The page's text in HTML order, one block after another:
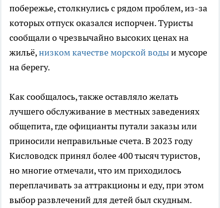
побережье, столкнулись с рядом проблем, из-за
которых отпуск оказался испорчен. Туристы
сообщали о чрезвычайно высоких ценах на
жильё,низком качестве морской водыи мусоре
на берегу.
Как сообщалось, также оставляло желать
лучшего обслуживание в местных заведениях
общепита, где официанты путали заказы или
приносили неправильные счета. В 2023 году
Кисловодск принял более 400 тысяч туристов,
но многие отмечали, что им приходилось
переплачивать за аттракционы и еду, при этом
выбор развлечений для детей был скудным.